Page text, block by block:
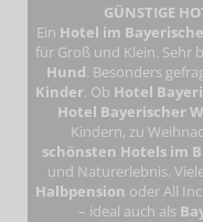
GÜNSTIGE
Ein Hotel im
für Groß und Klein. Sehr
Hund. Besonders
Kinder. Ob Hotel
Hotel Bayerischer
Kindern, zu
schönsten Hotels im
und Naturerlebnis.
Halbpension oder All
– ideal auch als